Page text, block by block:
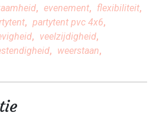
, evenement, flexibiliteit,
, partytent pvc 4x6,
, veelzijdigheid,
, weerstaan,